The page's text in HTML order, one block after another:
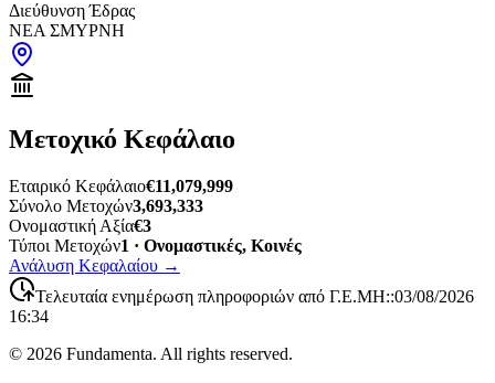
Διεύθυνση Έδρας
ΝΕΑ ΣΜΥΡΝΗ
Μετοχικό Κεφάλαιο
Εταιρικό Κεφάλαιο€11,079,999
Σύνολο Μετοχών3,693,333
Ονομαστική Αξία€3
Τύποι Μετοχών1 · Ονομαστικές, Κοινές
Ανάλυση Κεφαλαίου →
Τελευταία ενημέρωση πληροφοριών από Γ.Ε.ΜΗ::03/08/2026
16:34
© 2026 Fundamenta. All rights reserved.